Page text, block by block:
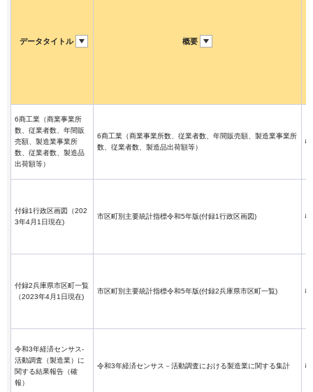
データタイトル 概要
6商工業（商業事業所
数、従業者数、年間販
売額、製造業事業所
数、従業者数、製造品
出荷額等）
6商工業（商業事業所数、従業者数、年間販売額、製造業事業所
数、従業者数、製造品出荷額等）
付録1行政区画図（202
3年4月1日現在)
市区町別主要統計指標令和5年版(付録1行政区画図)
付録2兵庫県市区町一覧
（2023年4月1日現在)
市区町別主要統計指標令和5年版(付録2兵庫県市区町一覧)
令和3年経済センサス-
活動調査（製造業）に
関する結果報告（確
報）
令和3年経済センサス－活動調査における製造業に関する集計